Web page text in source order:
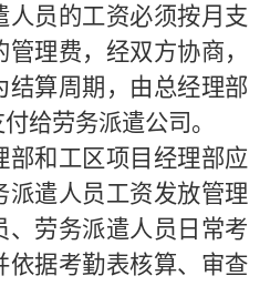
人员的工资必须按月支
理费，经双方协商，
结算周期，由总经理部
给劳务派遣公司。
部和工区项目经理部应
派遣人员工资发放管理
、劳务派遣人员日常考
依据考勤表核算、审查